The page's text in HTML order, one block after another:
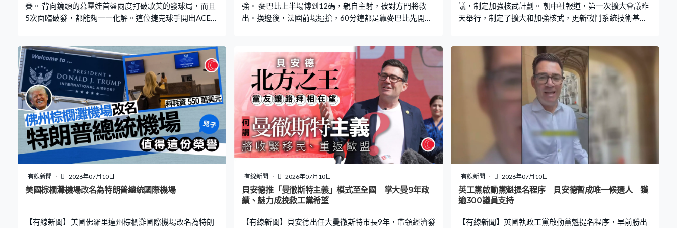
賽。 背向鏡頭的慕霍娃首盤兩度打破歌芙的發球局，而且
5次面臨破發，都能夠一一化解。這位捷克球手開出ACE，
歷對賽6連敗後，4月在斯圖加特成功打破宿命，世界第9
的慕霍娃再贏歌芙，第三盤鬥到決勝局，救回一個決勝
分，贏細分12比10。打了兩小時35分鐘，贏盤數2比1。
強。 麥巴比上半場博到12碼，親自主射，被對方門將救
出。換邊後，法國前場逼搶，60分鐘都是靠麥巴比先開紀
議，制定加強核武計劃。 朝中社報道，第一次擴大會議昨
天舉行，制定了擴大和加強核武，更新戰鬥系統技術基礎
正恩稱只有建立能管控和遏制威脅的強大軍隊，才能保障
北韓安全及真正和平。他又簽署多份重大軍事措施的文
有線新聞 2026年07月10日
美國棕櫚灘機場改名為特朗普總統國際機場
【有線新聞】美國佛羅里達州棕櫚灘國際機場改名為特朗
有線新聞 2026年07月10日
貝安德推「曼徹斯特主義」模式至全國 掌大曼9年政
績、魅力成挽救工黨希望
【有線新聞】貝安德出任大曼徹斯特市長9年，帶領經濟發
有線新聞 2026年07月10日
英工黨啟動黨魁提名程序 貝安德暫成唯一候選人 獲
逾300議員支持
【有線新聞】英國執政工黨啟動黨魁提名程序，早前勝出